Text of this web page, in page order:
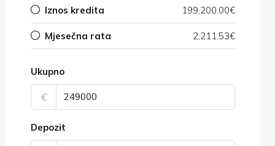
Iznos kredita 199,200.00€
Mjesečna rata 2,211.53€
Ukupno
€
Depozit